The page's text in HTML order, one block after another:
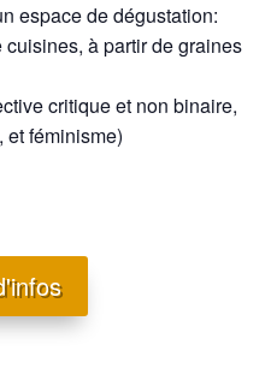
espace de dégustation:
à partir de graines
critique et non binaire,
féminisme)